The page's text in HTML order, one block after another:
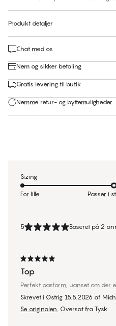
Produkt detaljer
Chat med os
Nem og sikker betaling
Gratis levering til butik
Nemme retur- og byttemuligheder
5 Baseret på 2
Top
Perfekt pasform, uanset om der
Skrevet i Østrig 15.5.2026 af
Se originalen. Oversat fra Tysk
Sizing
For lille Passer i